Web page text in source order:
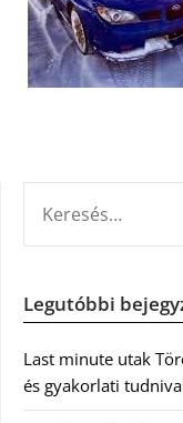
Legutóbbi
Last minute utak
és gyakorlati